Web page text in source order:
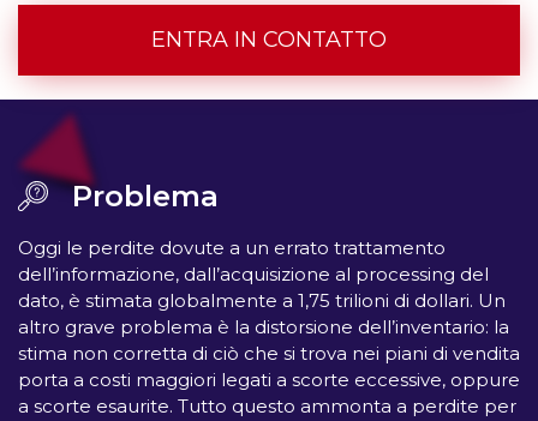
ENTRA IN CONTATTO
Problema
Oggi le perdite dovute a un errato trattamento
dell’informazione, dall’acquisizione al processing del
dato, è stimata globalmente a 1,75 trilioni di dollari. Un
altro grave problema è la distorsione dell’inventario: la
stima non corretta di ciò che si trova nei piani di vendita
porta a costi maggiori legati a scorte eccessive, oppure
a scorte esaurite. Tutto questo ammonta a perdite per